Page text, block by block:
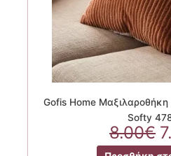
Gofis Home
Softy
8.00€